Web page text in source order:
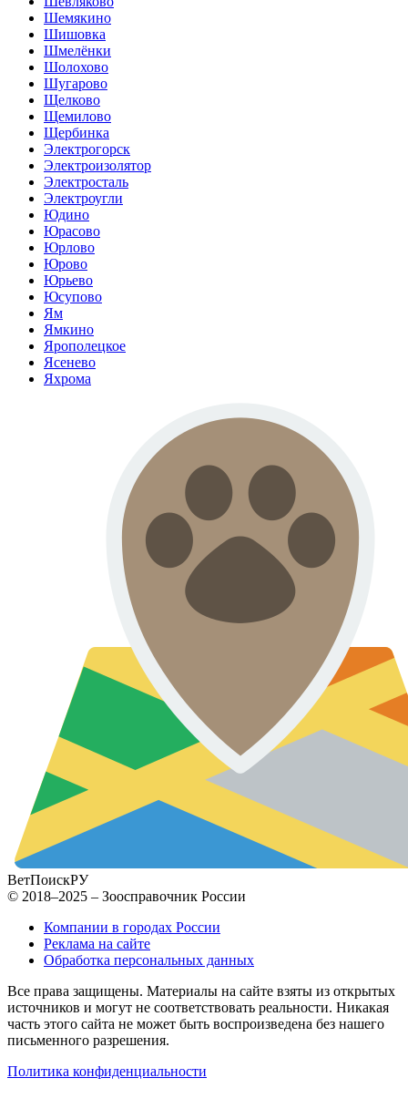
Шемякино
Шишовка
Шмелёнки
Шолохово
Шугарово
Щелково
Щемилово
Щербинка
Электрогорск
Электроизолятор
Электросталь
Электроугли
Юдино
Юрасово
Юрлово
Юрово
Юрьево
Юсупово
Ям
Ямкино
Ярополецкое
Ясенево
Яхрома
ВетПоискРУ
© 2018–2025 – Зоосправочник России
Компании в городах России
Реклама на сайте
Обработка персональных данных
Все права защищены. Материалы на сайте взяты из открытых
источников и могут не соответствовать реальности. Никакая
часть этого сайта не может быть воспроизведена без нашего
письменного разрешения.
Политика конфиденциальности